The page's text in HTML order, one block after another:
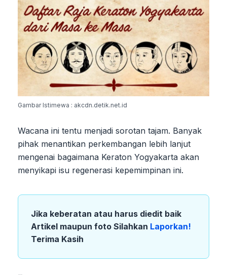
Gambar Istimewa : akcdn.detik.net.id
Wacana ini tentu menjadi sorotan tajam. Banyak
pihak menantikan perkembangan lebih lanjut
mengenai bagaimana Keraton Yogyakarta akan
menyikapi isu regenerasi kepemimpinan ini.
Jika keberatan atau harus diedit baik
Artikel maupun foto Silahkan Laporkan!
Terima Kasih